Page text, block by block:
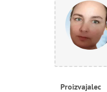
Proizvajalec